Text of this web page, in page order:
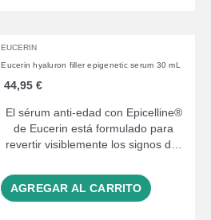
EUCERIN
Eucerin hyaluron filler epigenetic serum 30 mL
44,95 €
El sérum anti-edad con Epicelline®
de Eucerin está formulado para
revertir visiblemente los signos d…
AGREGAR AL CARRITO